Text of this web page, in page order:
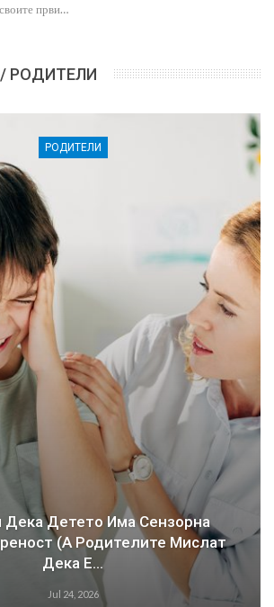
први…
РОДИТЕЛИ
РОДИТЕЛИ
Дека Детето Има Сензорна
(а Родителите Мислат
Дека Е…
Jul 24, 2026